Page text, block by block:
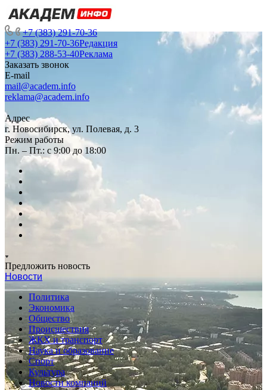
+7 (383) 291-70-36
+7 (383) 291-70-36Редакция
+7 (383) 288-53-40Реклама
Заказать звонок
E-mail
mail@academ.info
reklama@academ.info
Адрес
г. Новосибирск, ул. Полевая, д. 3
Режим работы
Пн. – Пт.: с 9:00 до 18:00
Предложить новость
Новости
Политика
Экономика
Общество
Происшествия
ЖКХ и транспорт
Наука и образование
Спорт
Культура
Новости компаний